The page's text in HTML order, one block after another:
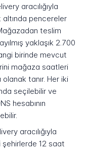
aracılığıyla
pencereler
teslim
yaklaşık 2.700
birinde mevcut
mağaza saatleri
tanır. Her iki
seçilebilir ve
hesabının
aracılığıyla
12 saat